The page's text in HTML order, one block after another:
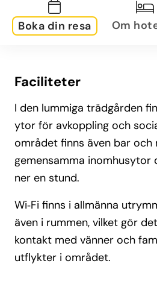
Boka din resa Om
Faciliteter
I den lummiga trädgården
ytor för avkoppling och
området finns även bar och
gemensamma inomhusytor
ner en stund.
Wi‑Fi finns i allmänna
även i rummen, vilket gör
kontakt med vänner och
utflykter i området.